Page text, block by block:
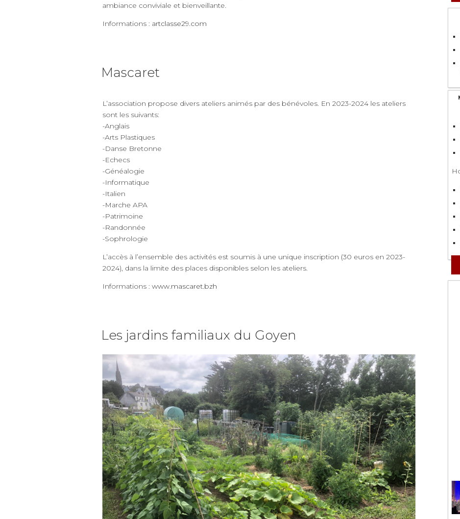
ambiance conviviale et bienveillante.
Informations : artclasse29.com
Mascaret
L’association propose divers ateliers animés par des bénévoles. En 2023-2024 les ateliers
sont les suivants:
-Anglais
-Arts Plastiques
-Danse Bretonne
-Echecs
-Généalogie
-Informatique
-Italien
-Marche APA
-Patrimoine
-Randonnée
-Sophrologie
L’accès à l’ensemble des activités est soumis à une unique inscription (30 euros en 2023-
2024), dans la limite des places disponibles selon les ateliers.
Informations : www.mascaret.bzh
Les jardins familiaux du Goyen